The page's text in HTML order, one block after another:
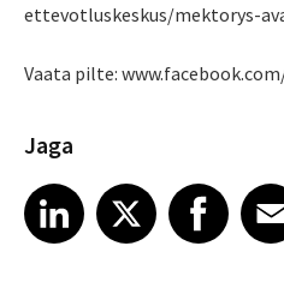
ettevotluskeskus/mektorys-
Vaata pilte:
Jaga
Share article on LinkedIn
LinkedIn
Share article on XShare article onFacebook
Share